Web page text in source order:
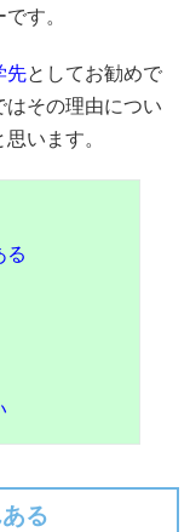
す。
先としてお勧めで
はその理由につい
います。
る
る